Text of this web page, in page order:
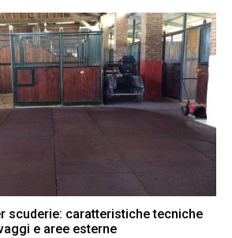
scuderie: caratteristiche tecniche
e aree esterne